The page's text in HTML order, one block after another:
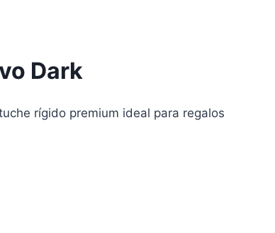
Dark
rígido premium ideal para regalos